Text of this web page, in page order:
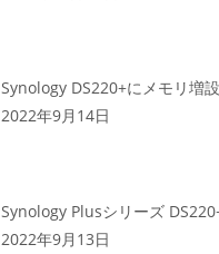
Synology DS220+にメモリ増
2022年9月14日
Synology Plusシリーズ
2022年9月13日